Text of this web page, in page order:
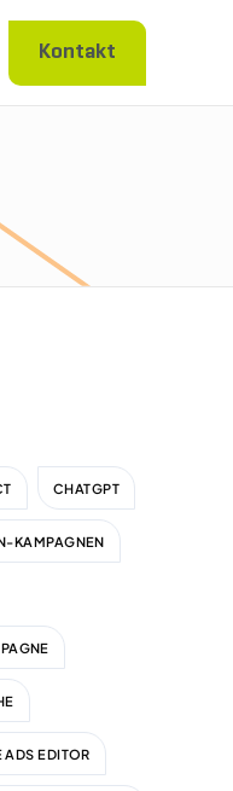
Kontakt
CHATGPT
KAMPAGNEN
EDITOR